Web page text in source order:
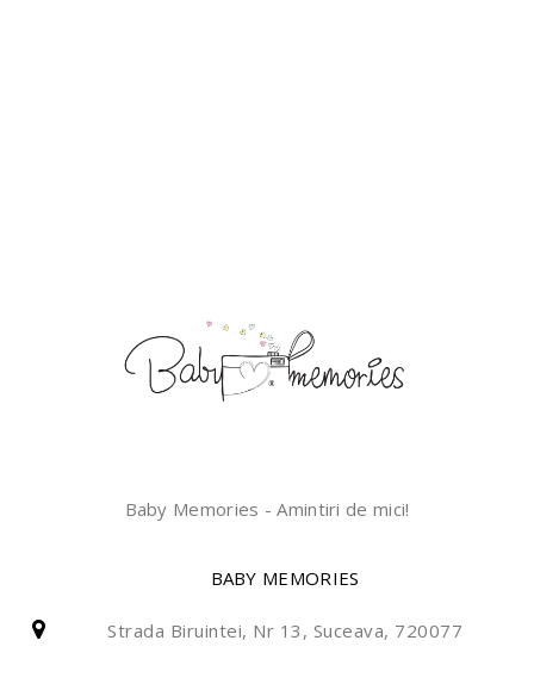
Baby Memories - Amintiri de mici!
BABY MEMORIES
Strada Biruintei, Nr 13, Suceava, 720077